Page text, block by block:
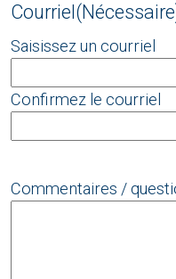
Courriel
Saisissez un courriel
Confirmez le courriel
Commentaires /